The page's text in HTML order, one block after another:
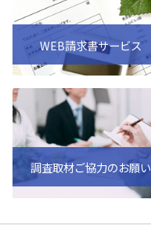
WEB請求書サービス
調査取材ご協力のお願い